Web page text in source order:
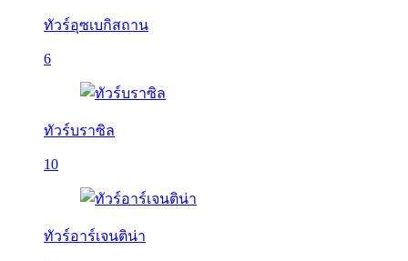
ทัวร์อุซเบกิสถาน
6
ทัวร์บราซิล
10
ทัวร์อาร์เจนติน่า